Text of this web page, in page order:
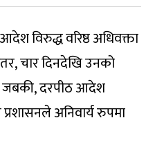
विरुद्ध वरिष्ठ अधिवक्ता
तर, चार दिनदेखि उनको
जबकी, दरपीठ आदेश
अनिवार्य रुपमा